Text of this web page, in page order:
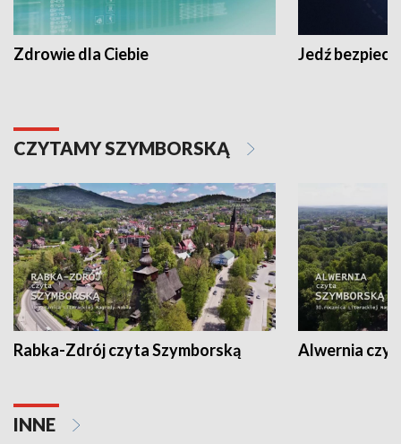
Zdrowie dla Ciebie Jedź
CZYTAMY SZYMBORSKĄ
Rabka-Zdrój czyta Szymborską Alwernia
INNE